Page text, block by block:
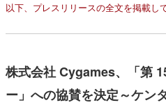
以下、プレスリリースの全文を掲載し
株式会社 Cygames、「第
ー」への協賛を決定～ケン